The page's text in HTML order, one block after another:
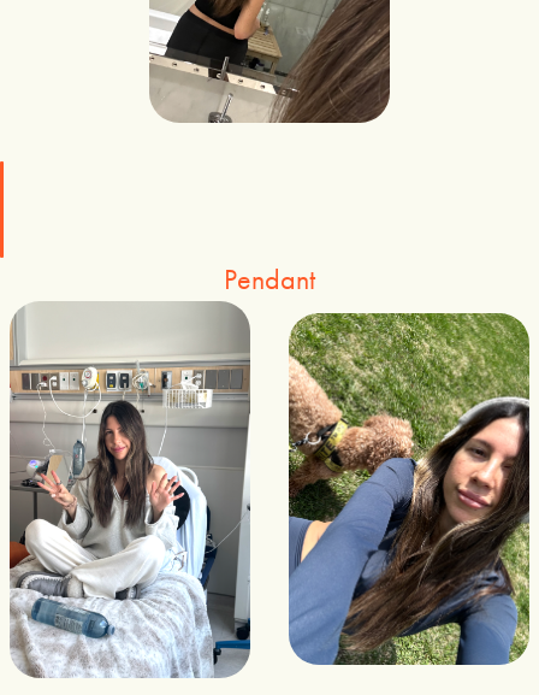
Pendant